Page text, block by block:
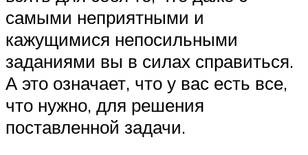
самыми неприятными и
кажущимися непосильными
заданиями вы в силах справиться.
А это означает, что у вас есть все,
что нужно, для решения
поставленной задачи.